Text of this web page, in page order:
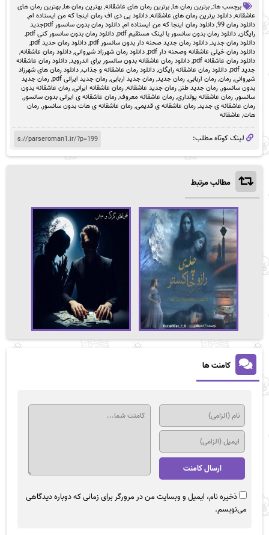
برچسب ها:,برترین رمان ها,برترین رمان های عاشقانه,بهترین رمان ها,بهترین رمان های
عاشقانه,دانلود برترین رمان های عاشقانه,دانلود پی دی اف رمان اینجا که من ایستاده ام,
دانلود رمان 99
,دانلود رمان اینجا که من ایستاده ام,
دانلود رمان بدون سانسور pdfجدید
رایگان,دانلود رمان بدون سانسور با لینک مستقیم pdf ,دانلود رمان بدون سانسور کنی pdf
,
دانلود رمان جدید,دانلود رمان جدید صحنه دار بدون سانسور pdf ,دانلود رمان حدید pdf
,
دانلود رمان خیلی عاشقانه وصحنه دار pdf
,دانلود رمان شهرزاد شیروانی,دانلود رمان عاشقانه,
دانلود رمان عاشقانه pdf
,دانلود رمان عاشقانه بدون سانسور برای اندروید,دانلود رمان عاشقانه
جدید pdf
,دانلود رمان عاشقانه رایگان,دانلود رمان عاشقانه و جذاب,دانلود رمان های شهرزاد
شیروانی,رمان,رمان اربابی,رمان جدید,رمان جدید اربابی,رمان جدید ایرانی pdf ,رمان جدید
بدون سانسور,رمان جدید طنز,رمان جدید عاشقانه,رمان عاشقانه ایرانی,رمان عاشقانه بدون
سانسور,رمان عاشقانه پولداری,رمان عاشقانه معروف,رمان عاشقانه ی ایرانی بدون سانسور,
رمان عاشقانه ی جدید,رمان عاشقانه ی قدیمی,رمان عاشقانه ی هات بدون سانسور,رمان
هات, عاشقانه
لینک کوتاه مطلب:
مطالب مرتبط
کامنت ها
ذخیره نام، ایمیل و وبسایت من در مرورگر برای زمانی که دوباره دیدگاهی
می‌نویسم.